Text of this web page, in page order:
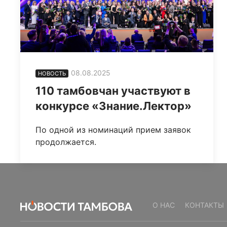
НОВОСТЬ 08.08.2025
110 тамбовчан участвуют в
конкурсе «Знание.Лектор»
По одной из номинаций прием заявок
продолжается.
О НАС КОНТАКТЫ